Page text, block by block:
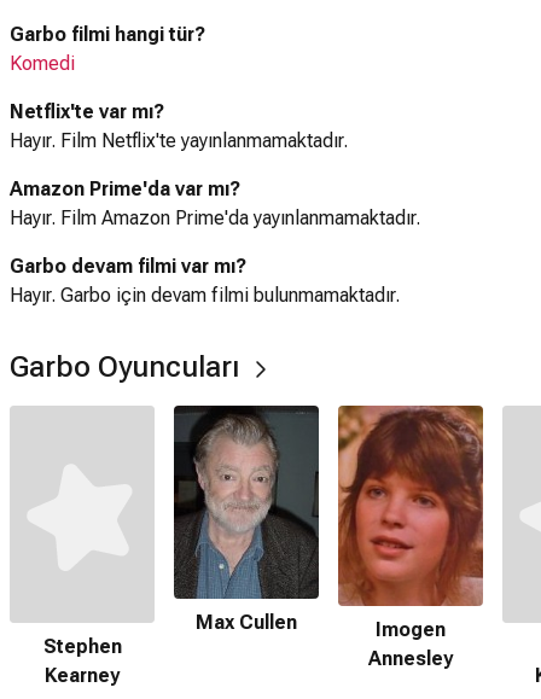
Garbo filmi hangi tür?
Komedi
Netflix'te var mı?
Hayır. Film Netflix'te yayınlanmamaktadır.
Amazon Prime'da var mı?
Hayır. Film Amazon Prime'da yayınlanmamaktadır.
Garbo devam filmi var mı?
Hayır. Garbo için devam filmi bulunmamaktadır.
Garbo Oyuncuları
Stephen
Kearney
Max Cullen
Imogen
Annesley